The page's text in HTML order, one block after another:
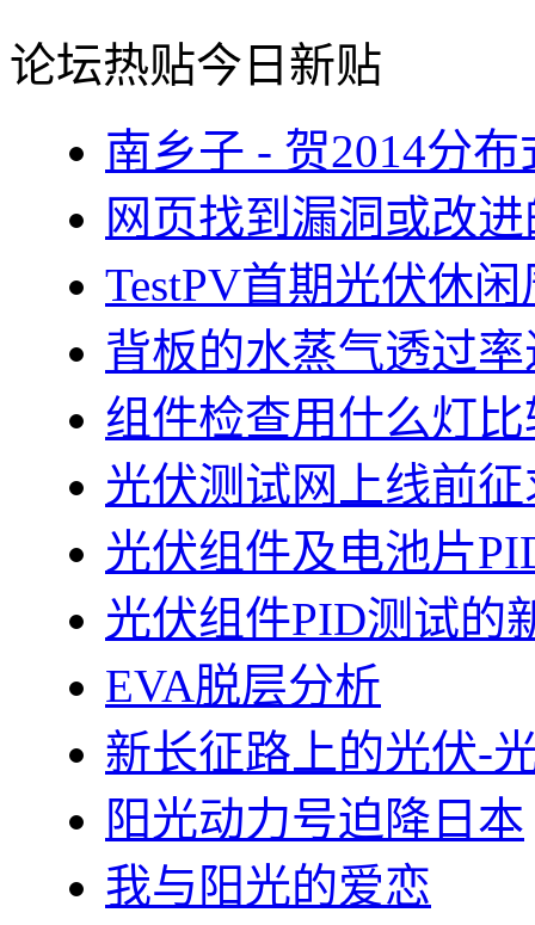
论坛热贴今日新贴
南乡子 - 贺2014分
网页找到漏洞或改
TestPV首期光伏休
背板的水蒸气透过
组件检查用什么灯
光伏测试网上线前
光伏组件及电池片
光伏组件PID测试的
EVA脱层分析
新长征路上的光伏-
阳光动力号迫降日本
我与阳光的爱恋